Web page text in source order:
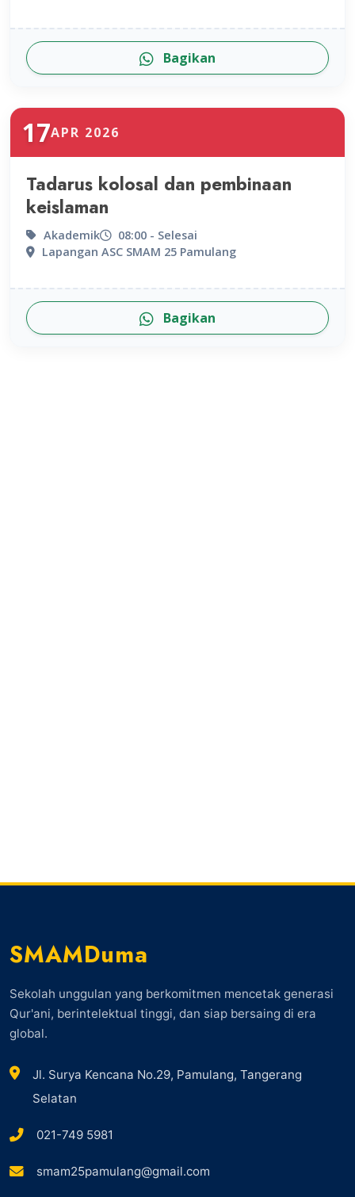
Bagikan
17APR 2026
Tadarus kolosal dan pembinaan
keislaman
Akademik
08:00 - Selesai
Lapangan ASC SMAM 25 Pamulang
Bagikan
SMAMDuma
Sekolah unggulan yang berkomitmen mencetak generasi
Qur'ani, berintelektual tinggi, dan siap bersaing di era
global.
Jl. Surya Kencana No.29, Pamulang, Tangerang
Selatan
021-749 5981
smam25pamulang@gmail.com